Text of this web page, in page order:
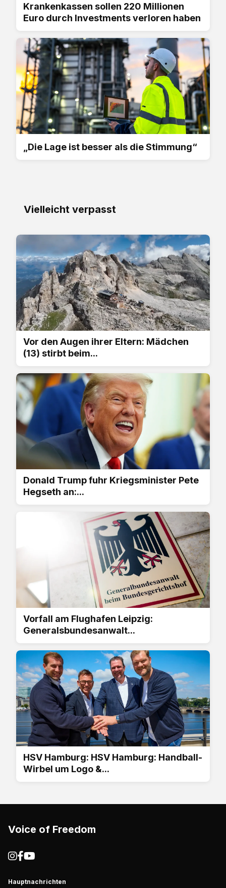
Krankenkassen sollen 220 Millionen
Euro durch Investments verloren haben
„Die Lage ist besser als die Stimmung“
Vielleicht verpasst
Vor den Augen ihrer Eltern: Mädchen
(13) stirbt beim...
Donald Trump fuhr Kriegsminister Pete
Hegseth an:...
Vorfall am Flughafen Leipzig:
Generalsbundesanwalt...
HSV Hamburg: HSV Hamburg: Handball-
Wirbel um Logo &...
Voice of Freedom
Hauptnachrichten